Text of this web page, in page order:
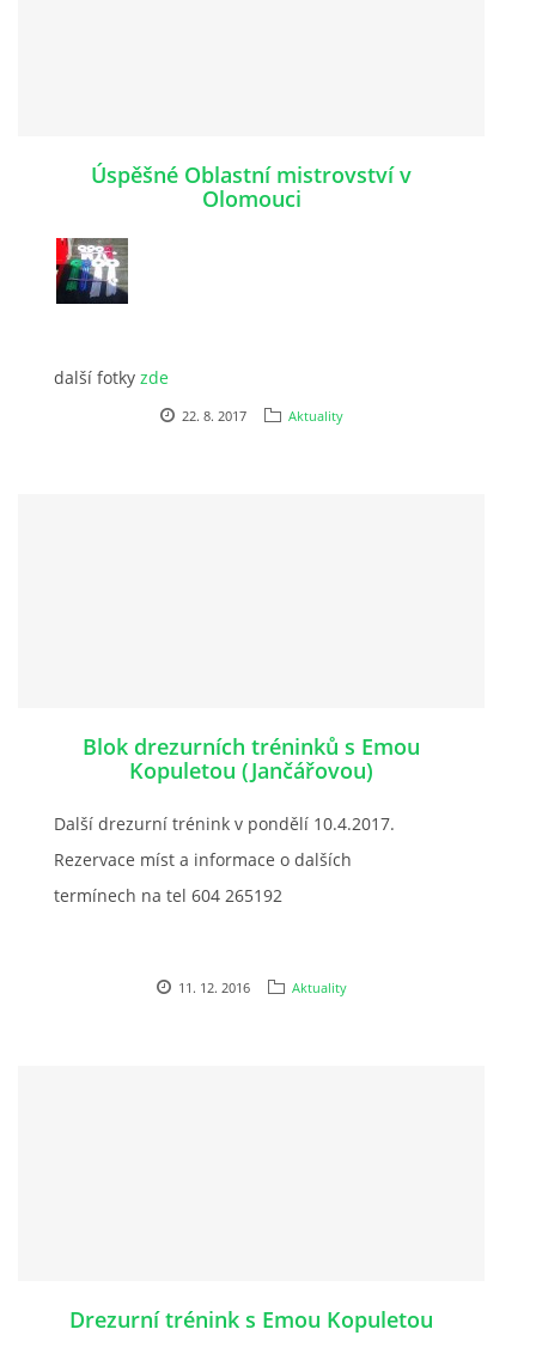
Úspěšné Oblastní mistrovství v
Olomouci
další fotky zde
22. 8. 2017 Aktuality
Blok drezurních tréninků s Emou
Kopuletou (Jančářovou)
Další drezurní trénink v pondělí 10.4.2017.
Rezervace míst a informace o dalších
termínech na tel 604 265192
11. 12. 2016 Aktuality
Drezurní trénink s Emou Kopuletou